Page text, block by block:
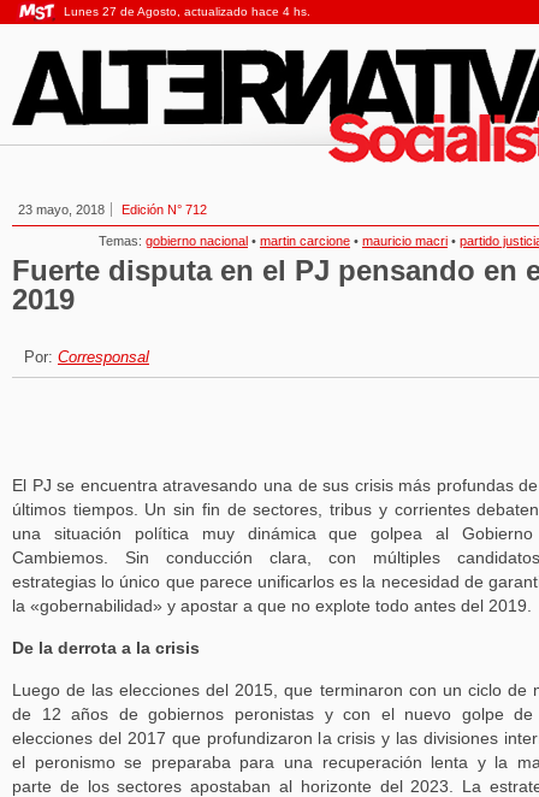
Lunes 27 de Agosto, actualizado hace 4 hs.
23 mayo, 2018 Edición N° 712
Temas: gobierno nacional • martin carcione • mauricio macri • partido
Fuerte disputa en el PJ pensando en
2019
Por: Corresponsal
El PJ se encuentra atravesando una de sus crisis más profundas
últimos tiempos. Un sin fin de sectores, tribus y corrientes
una situación política muy dinámica que golpea al
Cambiemos. Sin conducción clara, con múltiples
estrategias lo único que parece unificarlos es la necesidad de
la «gobernabilidad» y apostar a que no explote todo antes del 2019.
De la derrota a la crisis
Luego de las elecciones del 2015, que terminaron con un ciclo de
de 12 años de gobiernos peronistas y con el nuevo golpe de
elecciones del 2017 que profundizaron la crisis y las divisiones
el peronismo se preparaba para una recuperación lenta y la
parte de los sectores apostaban al horizonte del 2023. La